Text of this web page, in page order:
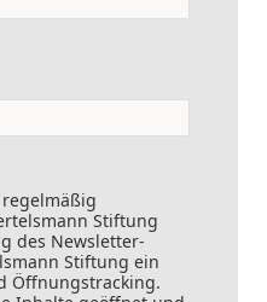
regelmäßig
Stiftung
des Newsletter-
Stiftung ein
Öffnungstracking.